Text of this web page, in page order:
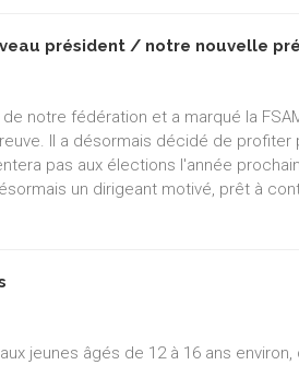
président / notre nouvelle
notre fédération et a marqué la
Il a désormais décidé de profiter
pas aux élections l'année
un dirigeant motivé, prêt à
jeunes âgés de 12 à 16 ans